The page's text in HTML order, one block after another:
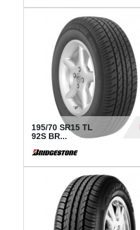
195/70 SR15 TL
92S BR...